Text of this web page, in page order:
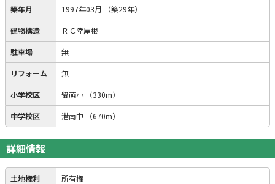
築年月 1997年03月 （築29年）
建物構造 ＲＣ陸屋根
駐車場 無
リフォーム 無
小学校区 留萌小 （330m）
中学校区 港南中 （670m）
詳細情報
土地権利 所有権